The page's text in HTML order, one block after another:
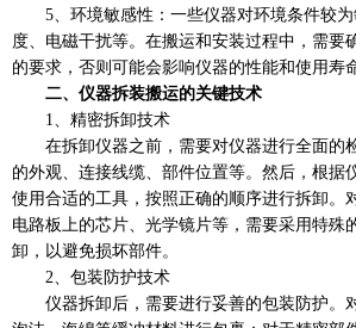
5、环境敏感性：一些仪器对环境条件较
度、电磁干扰等。在搬运和安装过程中，需要
的要求，否则可能会影响仪器的性能和使用寿
二、仪器拆装搬运的关键技术
1、精密拆卸技术
在拆卸仪器之前，需要对仪器进行全面的
的外观、连接线缆、部件位置等。然后，根据
使用合适的工具，按照正确的顺序进行拆卸。
电路板上的芯片、光学镜片等，需要采用特殊
卸，以避免损坏部件。
2、包装防护技术
仪器拆卸后，需要进行妥善的包装防护。